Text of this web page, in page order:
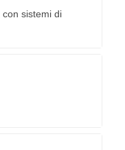
sistemi di